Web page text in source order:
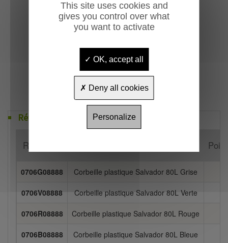
Références
Référence
0706G08888 Corbeille plastique Salvador 80L Grise
0706V08888 Corbeille plastique Salvador 80L Verte
0706R08888 Corbeille plastique Salvador 80L Rouge
0706B08888 Corbeille plastique Salvador 80L Bleue
This site uses cookies and
gives you control over what
you want to activate
OK, accept all
Deny all cookies
Personalize